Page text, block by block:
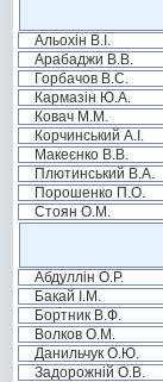
Альохін В.І.
Арабаджи В.В.
Горбачов В.С.
Кармазін Ю.А.
Ковач М.М.
Корчинський А.І.
Макеєнко В.В.
Плютинський В.А.
Порошенко П.О.
Стоян О.М.
Абдуллін О.Р.
Бакай І.М.
Бортник В.Ф.
Волков О.М.
Данильчук О.Ю.
Задорожній О.В.